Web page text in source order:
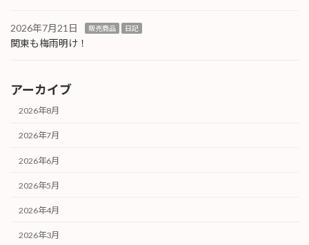
2026年7月21日 販売商品 日記
関東も梅雨明け！
アーカイブ
2026年8月
2026年7月
2026年6月
2026年5月
2026年4月
2026年3月